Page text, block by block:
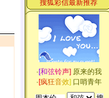
搜狐彩信最新推荐
·[和弦铃声] 原来的我
·[疯狂音效] 口哨青年